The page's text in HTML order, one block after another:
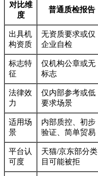
对比维
度
普通质检报告
出具机
构资质
无资质要求或仅
企业自检
标志特
征
仅机构公章或无
标志
法律效
力
仅内部参考或低
要求场景
适用场
景
内部质控、初步
验证、简单贸易
平台认
可度
天猫/京东部分类
目可能被拒